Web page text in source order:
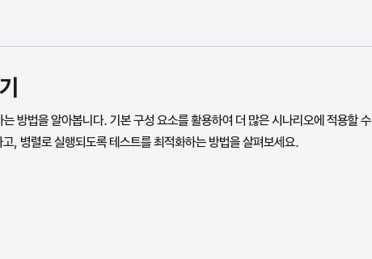
법을 알아봅니다. 기본 구성 요소를 활용하여 더 많은 시나리오에 적용할 수
, 병렬로 실행되도록 테스트를 최적화하는 방법을 살펴보세요.